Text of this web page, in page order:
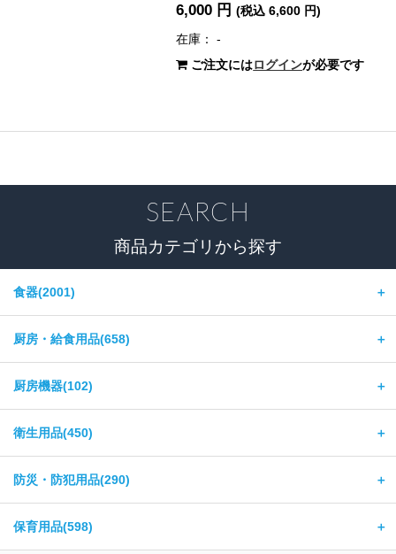
6,000 円(税込 6,600 円)
在庫： -
ご注文にはログインが必要です
SEARCH
商品カテゴリから探す
食器(2001) ＋
厨房・給食用品(658) ＋
厨房機器(102) ＋
衛生用品(450) ＋
防災・防犯用品(290) ＋
保育用品(598) ＋